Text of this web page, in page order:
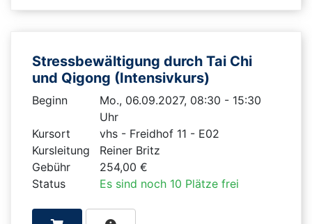
Stressbewältigung durch Tai Chi
und Qigong (Intensivkurs)
Beginn
Mo., 06.09.2027, 08:30 - 15:30
Uhr
Kursort
vhs - Freidhof 11 - E02
Kursleitung
Reiner Britz
Gebühr
254,00 €
Status
Es sind noch 10 Plätze frei